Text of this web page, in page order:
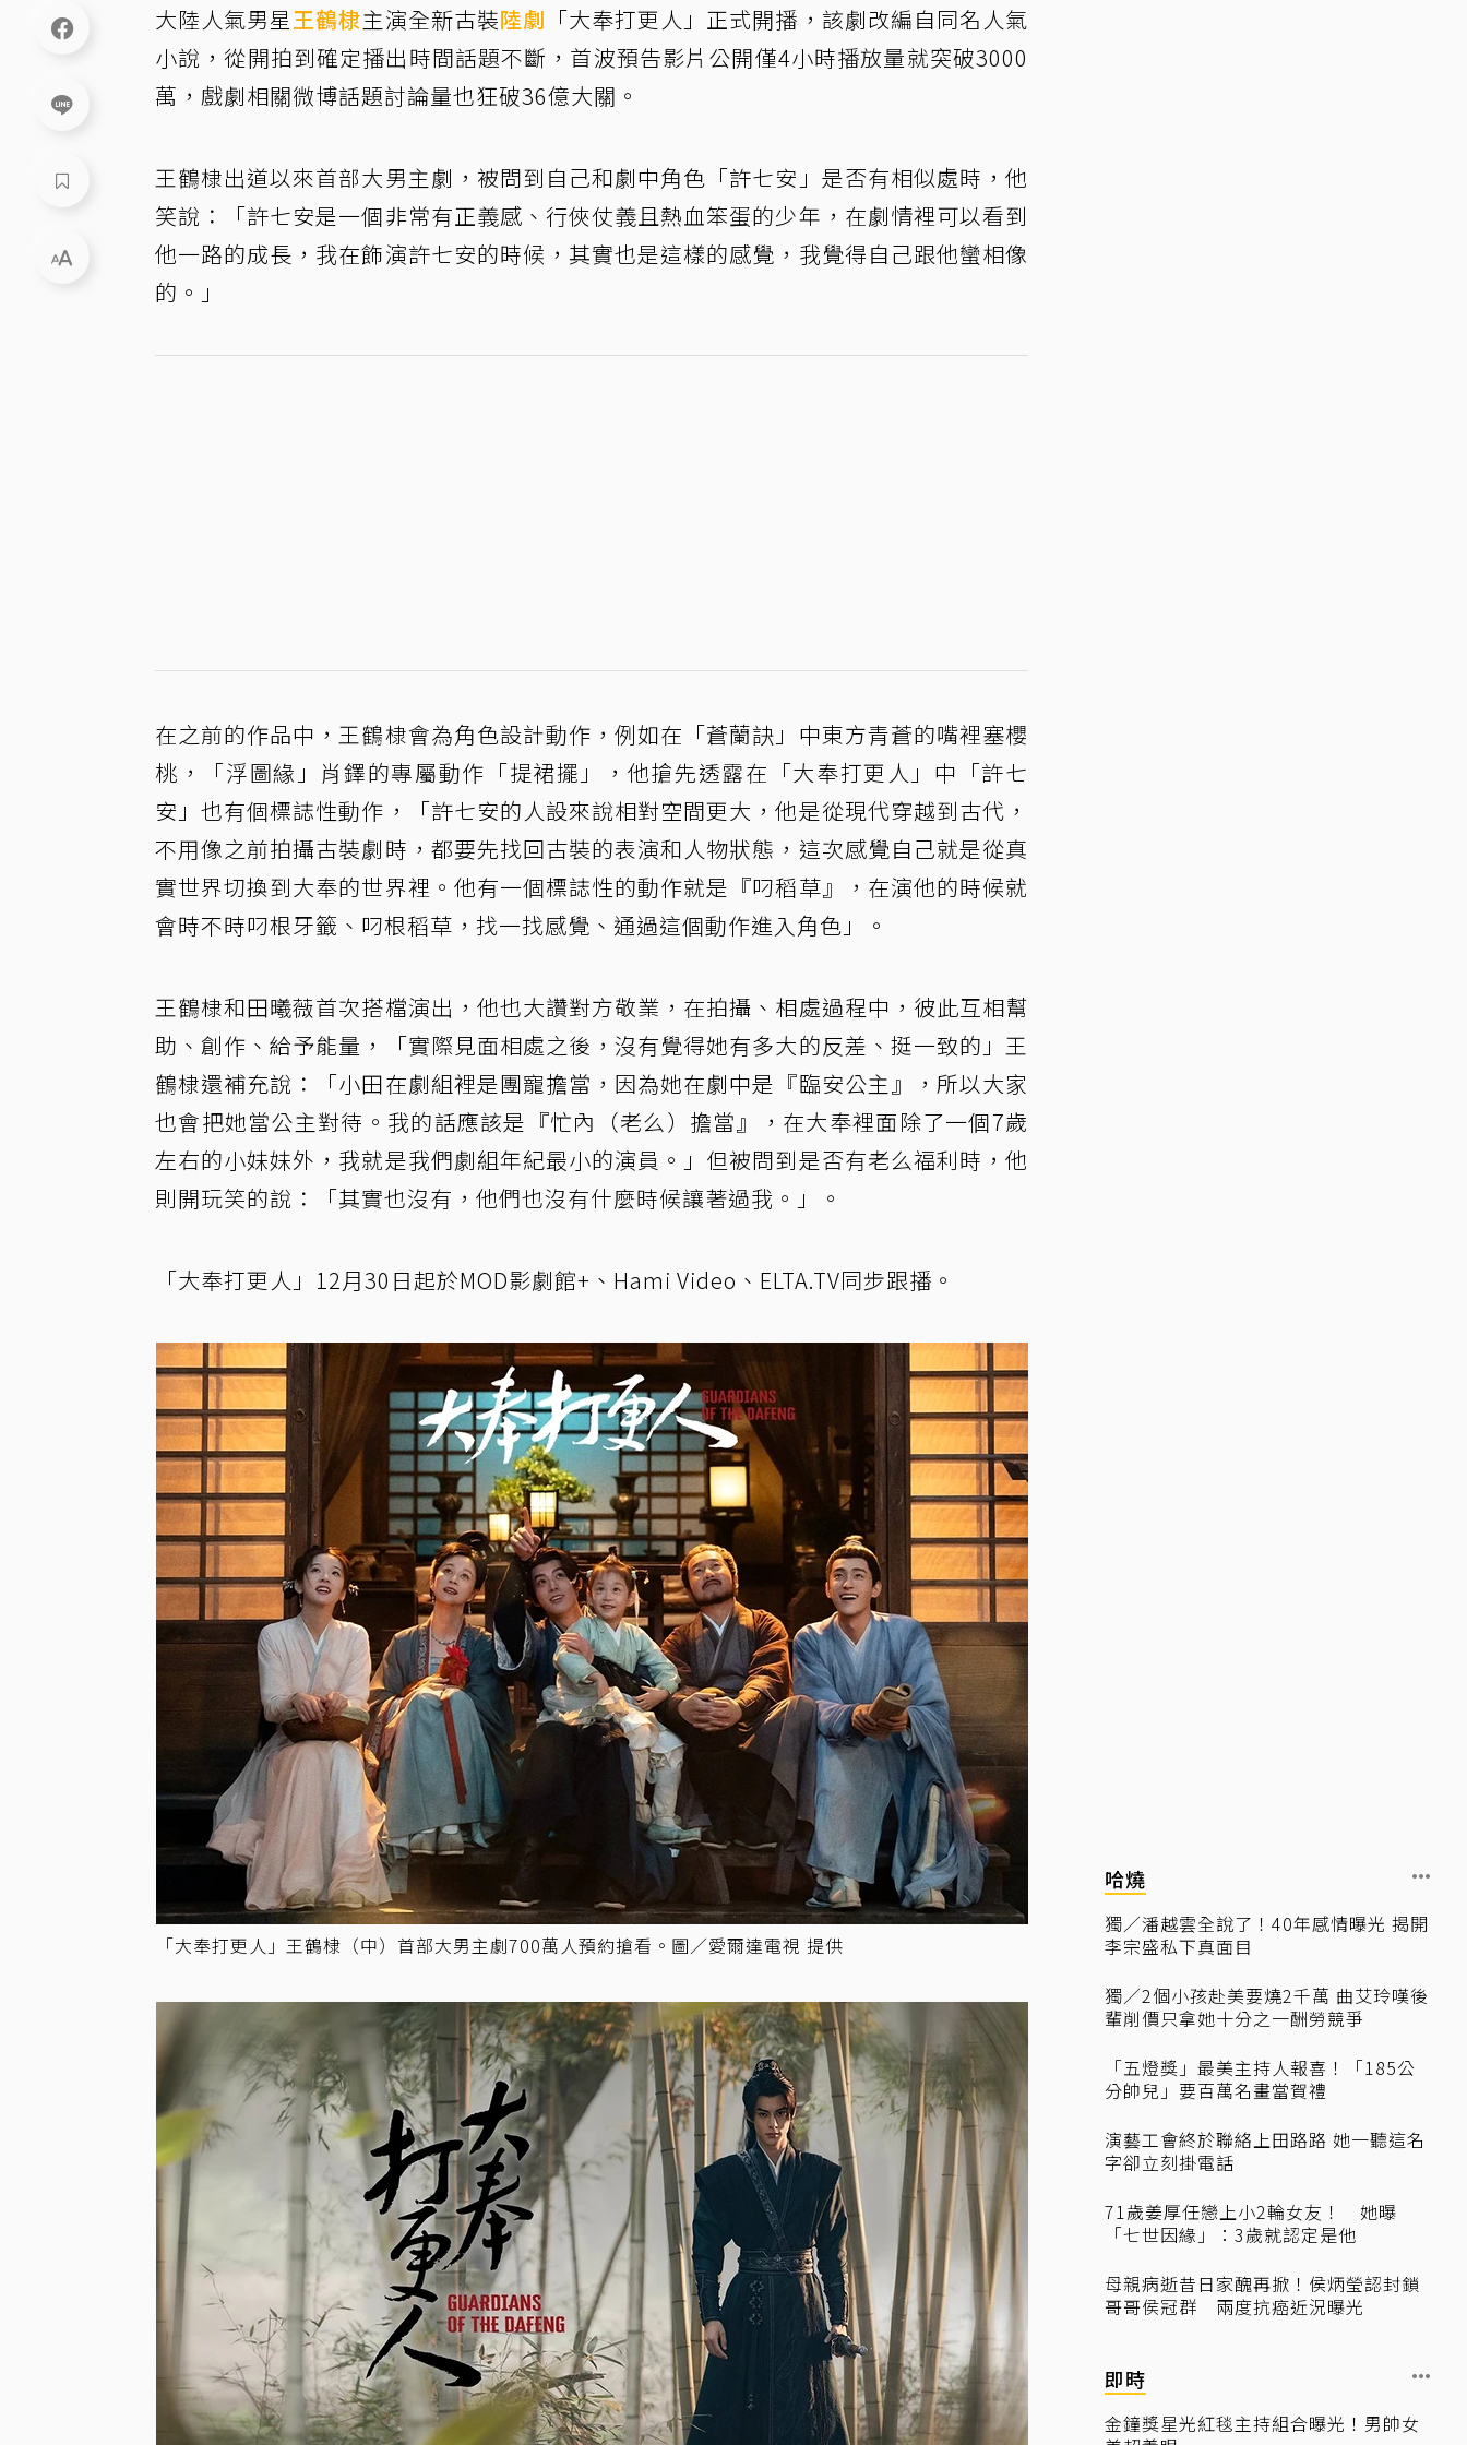
大陸人氣男星王鶴棣主演全新古裝陸劇 「大奉打更人」正式開播，該劇改編自同名人氣
小說，從開拍到確定播出時間話題不斷，首波預告影片公開僅4小時播放量就突破3000
萬，戲劇相關微博話題討論量也狂破36億大關。
王鶴棣出道以來首部大男主劇，被問到自己和劇中角色「許七安」是否有相似處時，他
笑說：「許七安是一個非常有正義感、行俠仗義且熱血笨蛋的少年，在劇情裡可以看到
他一路的成長，我在飾演許七安的時候，其實也是這樣的感覺，我覺得自己跟他蠻相像
的。」
在之前的作品中，王鶴棣會為角色設計動作，例如在「蒼蘭訣」中東方青蒼的嘴裡塞櫻
桃，「浮圖緣」肖鐸的專屬動作「提裙擺」，他搶先透露在「大奉打更人」中「許七
安」也有個標誌性動作，「許七安的人設來說相對空間更大，他是從現代穿越到古代，
不用像之前拍攝古裝劇時，都要先找回古裝的表演和人物狀態，這次感覺自己就是從真
實世界切換到大奉的世界裡。他有一個標誌性的動作就是『叼稻草』，在演他的時候就
會時不時叼根牙籤、叼根稻草，找一找感覺、通過這個動作進入角色」。
王鶴棣和田曦薇首次搭檔演出，他也大讚對方敬業，在拍攝、相處過程中，彼此互相幫
助、創作、給予能量，「實際見面相處之後，沒有覺得她有多大的反差、挺一致的」王
鶴棣還補充說：「小田在劇組裡是團寵擔當，因為她在劇中是『臨安公主』，所以大家
也會把她當公主對待。我的話應該是『忙內（老么）擔當』，在大奉裡面除了一個7歲
左右的小妹妹外，我就是我們劇組年紀最小的演員。」但被問到是否有老么福利時，他
則開玩笑的說：「其實也沒有，他們也沒有什麼時候讓著過我。」。
「大奉打更人」12月30日起於MOD影劇館+、Hami Video、ELTA.TV同步跟播。
「大奉打更人」王鶴棣（中）首部大男主劇700萬人預約搶看。圖／愛爾達電視 提供
哈燒
獨／潘越雲全說了！40年感情曝光 揭開
李宗盛私下真面目
獨／2個小孩赴美要燒2千萬 曲艾玲嘆後
輩削價只拿她十分之一酬勞競爭
「五燈獎」最美主持人報喜！「185公
分帥兒」要百萬名畫當賀禮
演藝工會終於聯絡上田路路 她一聽這名
字卻立刻掛電話
71歲姜厚任戀上小2輪女友！ 她曝
「七世因緣」：3歲就認定是他
母親病逝昔日家醜再掀！侯炳瑩認封鎖
哥哥侯冠群 兩度抗癌近況曝光
即時
金鐘獎星光紅毯主持組合曝光！男帥女